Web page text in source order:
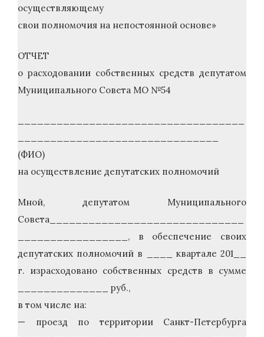
осуществляющему
свои полномочия на непостоянной основе»
ОТЧЕТ
о расходовании собственных средств депутатом
Муниципального Совета МО №54
(ФИО)
на осуществление депутатских полномочий
Мной, депутатом Муниципального
Совета______________________________
_________________, в обеспечение своих
депутатских полномочий в ____ квартале 201__
г. израсходовано собственных средств в сумме
______________ руб.,
в том числе на:
— проезд по территории Санкт-Петербурга